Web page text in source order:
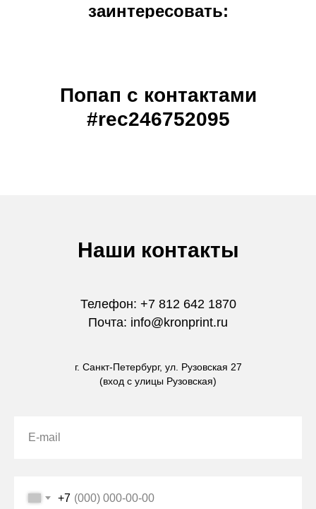
заинтересовать:
Попап с контактами
#rec246752095
Наши контакты
Телефон: +7 812 642 1870
Почта: info@kronprint.ru
г. Санкт-Петербург, ул. Рузовская 27
(вход с улицы Рузовская)
E-mail
+7